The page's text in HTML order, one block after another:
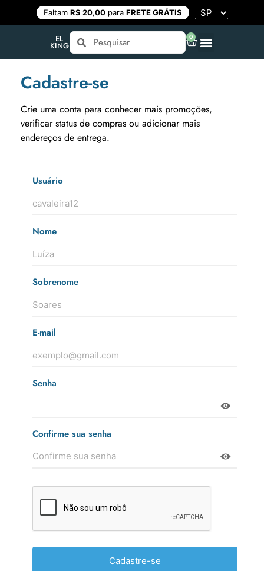
Faltam R$ 20,00para FRETE GRÁTIS
EL
KING
0
Cadastre-se
Crie uma conta para conhecer mais promoções,
verificar status de compras ou adicionar mais
endereços de entrega.
Usuário
Nome
Sobrenome
E-mail
Senha
Confirme sua senha